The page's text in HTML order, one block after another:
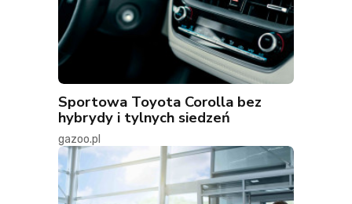
Sportowa Toyota Corolla bez
hybrydy i tylnych siedzeń
gazoo.pl